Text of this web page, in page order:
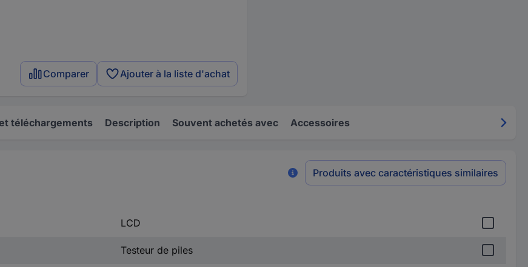
Comparer Ajouter à la liste d'achat
téléchargements Description Souvent achetés avec Accessoires
Produits avec caractéristiques similaires
LCD
Testeur de piles